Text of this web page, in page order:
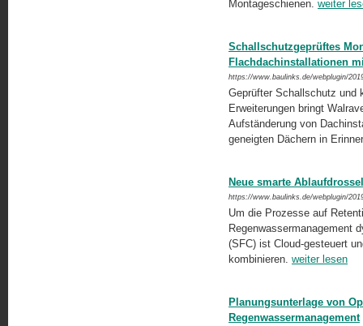
Montageschienen. weiter
Schallschutzgeprüftes
Flachdachinstallationen
https://www.baulinks.de/webplugin/
Geprüfter Schallschutz und
Erweiterungen bringt
Aufständerung von
geneigten Dächern in
Neue smarte
https://www.baulinks.de/webplugin/
Um die Prozesse auf
Regenwassermanagement
(SFC) ist Cloud-gesteuert
kombinieren. weiter lesen
Planungsunterlage von
Regenwassermanagement